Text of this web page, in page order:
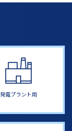
発電プラント用